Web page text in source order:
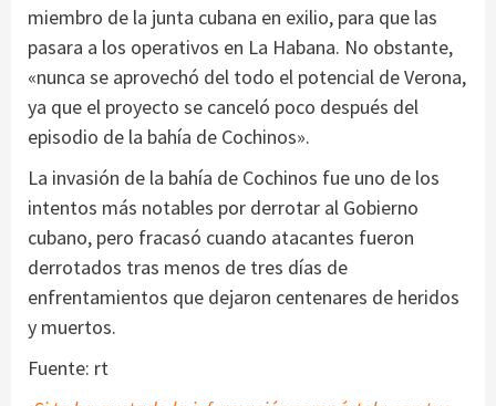
miembro de la junta cubana en exilio, para que las
pasara a los operativos en La Habana. No obstante,
«nunca se aprovechó del todo el potencial de Verona,
ya que el proyecto se canceló poco después del
episodio de la bahía de Cochinos».
La invasión de la bahía de Cochinos fue uno de los
intentos más notables por derrotar al Gobierno
cubano, pero fracasó cuando atacantes fueron
derrotados tras menos de tres días de
enfrentamientos que dejaron centenares de heridos
y muertos.
Fuente: rt